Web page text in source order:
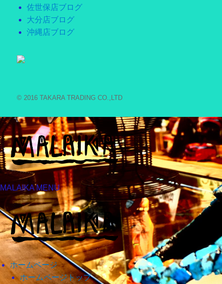
佐世保店ブログ
大分店ブログ
沖縄店ブログ
© 2016 TAKARA TRADING CO.,LTD
MALAIKA MENU
ホームページ
ホームページトップ